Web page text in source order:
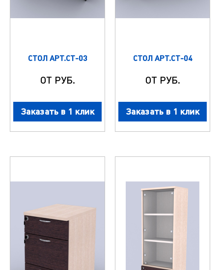
СТОЛ АРТ.СТ-03
ОТ РУБ.
Заказать в 1 клик
СТОЛ АРТ.СТ-04
ОТ РУБ.
Заказать в 1 клик